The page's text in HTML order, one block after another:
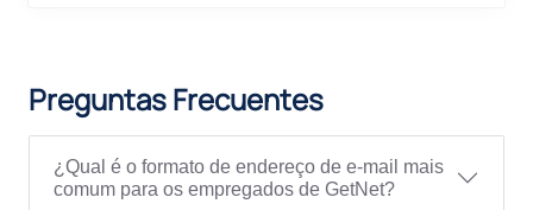
Preguntas Frecuentes
¿Qual é o formato de endereço de e-mail mais
comum para os empregados de GetNet?